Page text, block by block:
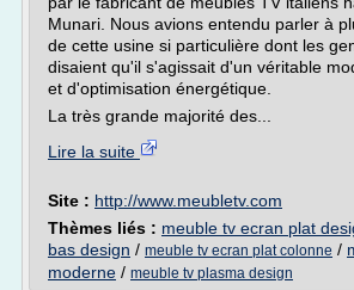
Munari. Nous avions entendu parler à
de cette usine si particulière dont les
disaient qu'il s'agissait d'un véritable
et d'optimisation énergétique.
La très grande majorité des...
Lire la suite
Site : http://www.meubletv.com
Thèmes liés : meuble tv ecran plat
bas design / meuble tv ecran plat colonne /
moderne / meuble tv plasma design